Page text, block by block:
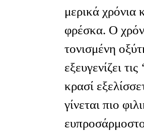
μερικά χρόνια
φρέσκα. Ο
τονισμένη
εξευγενίζει
κρασί
γίνεται πιο